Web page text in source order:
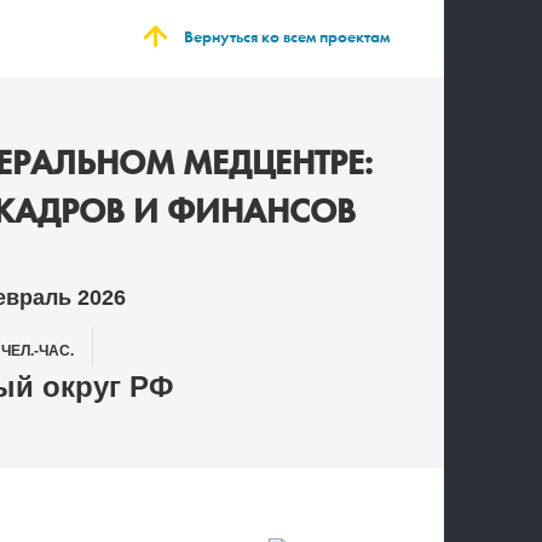
Вернуться ко всем проектам
МЕДЦЕНТРЕ:
КАДРОВ И ФИНАНСОВ
2026
ЧЕЛ.-ЧАС.
округ РФ